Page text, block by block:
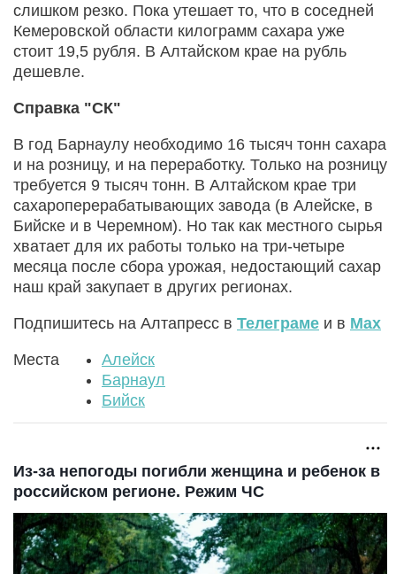
слишком резко. Пока утешает то, что в соседней
Кемеровской области килограмм сахара уже
стоит 19,5 рубля. В Алтайском крае на рубль
дешевле.
Справка "СК"
В год Барнаулу необходимо 16 тысяч тонн сахара
и на розницу, и на переработку. Только на розницу
требуется 9 тысяч тонн. В Алтайском крае три
сахароперерабатывающих завода (в Алейске, в
Бийске и в Черемном). Но так как местного сырья
хватает для их работы только на три-четыре
месяца после сбора урожая, недостающий сахар
наш край закупает в других регионах.
Подпишитесь на Алтапресс в Телеграме и в Max
Места
Алейск
Барнаул
Бийск
Из-за непогоды погибли женщина и ребенок в
российском регионе. Режим ЧС